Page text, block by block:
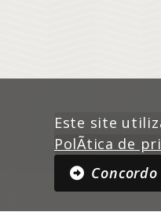
Este site
PolÃ­tica de
Concordo